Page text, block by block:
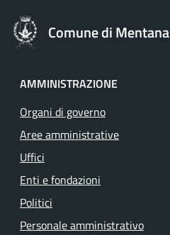
Comune di Mentana
AMMINISTRAZIONE
Organi di governo
Aree amministrative
Uffici
Enti e fondazioni
Politici
Personale amministrativo